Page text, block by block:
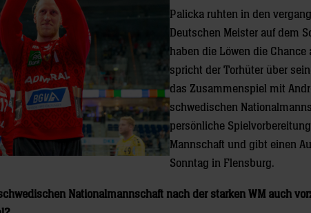
Palicka ruhten in den
Deutschen Meister auf dem
haben die Löwen die
spricht der Torhüter über
das Zusammenspiel mit
schwedischen
persönliche
Mannschaft und gibt einen
Sonntag in Flensburg.
Nationalmannschaft nach der starken WM auch